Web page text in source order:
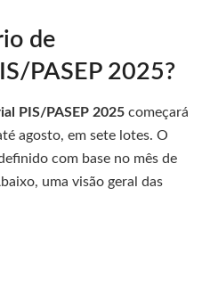
de
PASEP 2025?
PIS/PASEP 2025 começará
agosto, em sete lotes. O
com base no mês de
uma visão geral das